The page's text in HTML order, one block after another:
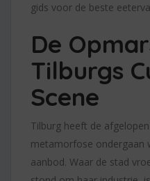
gids voor de beste
De
Tilburgs
Scene
Tilburg heeft de
metamorfose ondergaan
aanbod. Waar de stad